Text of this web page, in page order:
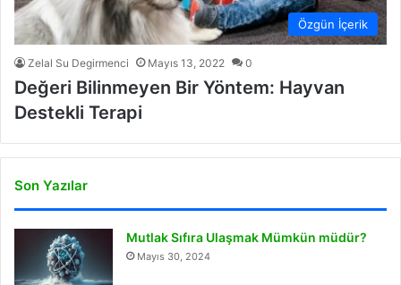
Özgün İçerik
Zelal Su Degirmenci Mayıs 13, 2022 0
Değeri Bilinmeyen Bir Yöntem: Hayvan
Destekli Terapi
Son Yazılar
Mutlak Sıfıra Ulaşmak Mümkün müdür?
Mayıs 30, 2024